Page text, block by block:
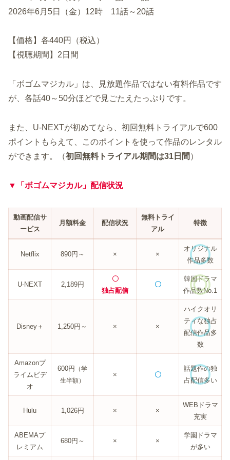
2026年6月5日（金）12時 11話～20話
【価格】各440円（税込）
【視聴期間】2日間
「ボゴムマジカル」は、見放題作品ではない有料作品です
が、各話40～50分ほどで見ごたえたっぷりです。
また、U-NEXTが初めてなら、初回無料トライアルで600
ポイントもらえて、このポイントを使って作品のレンタル
ができます。（初回無料トライアル期間は31日間 ）
▼「ボゴムマジカル」配信状況
動画配信サ
ービス
月額料金 配信状況
無料トライ
アル
特徴
Netflix 890円～ × ×
オリジナル
作品多数
U-NEXT 2,189円
〇
独占配信
〇
韓国ドラマ
作品数No.1
Disney＋ 1,250円～ × ×
ハイクオリ
ティな独占
配信作品多
数
Amazonプ
ライムビデ
オ
600円 （学
生半額）
× 〇
話題作の独
占配信多い
Hulu 1,026円 × ×
WEBドラマ
充実
ABEMAプ
レミアム
680円～ × ×
学園ドラマ
が多い